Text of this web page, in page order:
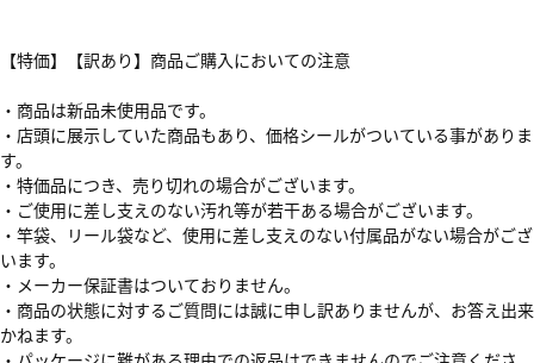
【特価】【訳あり】商品ご購入においての注意
・商品は新品未使用品です。
・店頭に展示していた商品もあり、価格シールがついている事がありま
す。
・特価品につき、売り切れの場合がございます。
・ご使用に差し支えのない汚れ等が若干ある場合がございます。
・竿袋、リール袋など、使用に差し支えのない付属品がない場合がござ
います。
・メーカー保証書はついておりません。
・商品の状態に対するご質問には誠に申し訳ありませんが、お答え出来
かねます。